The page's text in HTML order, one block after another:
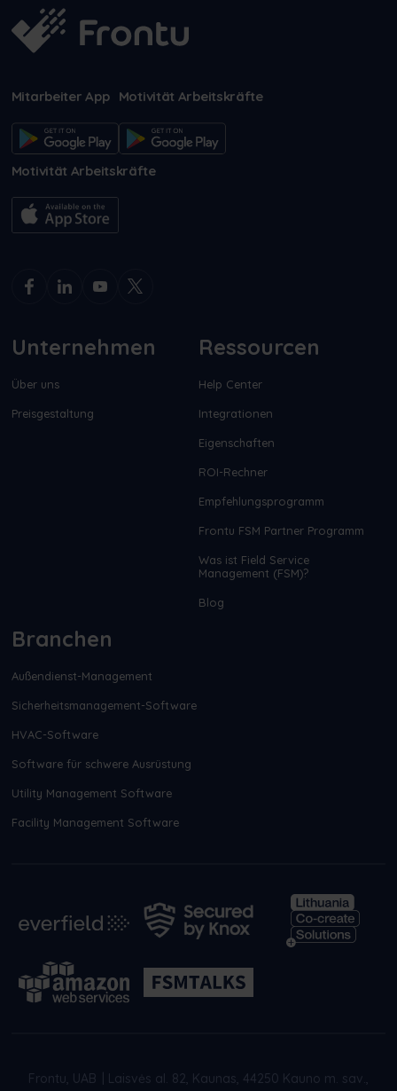
Mitarbeiter App Motivität Arbeitskräfte
Motivität Arbeitskräfte
Unternehmen
Über uns
Preisgestaltung
Ressourcen
Help Center
Integrationen
Eigenschaften
ROI-Rechner
Empfehlungsprogramm
Frontu FSM Partner Programm
Was ist Field Service
Management (FSM)?
Blog
Branchen
Außendienst-Management
Sicherheitsmanagement-Software
HVAC-Software
Software für schwere Ausrüstung
Utility Management Software
Facility Management Software
Frontu, UAB Laisvės al. 82, Kaunas, 44250 Kauno m. sav.,